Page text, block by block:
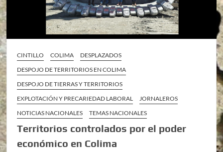
CINTILLO COLIMA
DESPLAZADOS
DESPOJO DE TERRITORIOS EN COLIMA
DESPOJO DE TIERRAS Y TERRITORIOS
EXPLOTACIÓN Y PRECARIEDAD LABORAL
JORNALEROS
NOTICIAS NACIONALES
TEMAS NACIONALES
Territorios controlados por el poder
económico en Colima